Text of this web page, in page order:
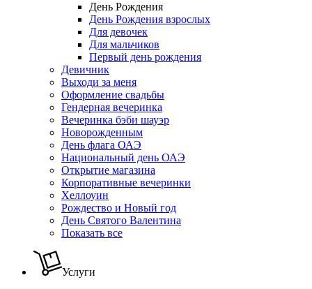
День Рождения
День Рождения взрослых
Для девочек
Для мальчиков
Первый день рождения
Девичник
Выходи за меня
Оформление свадьбы
Гендерная вечеринка
Вечеринка бэби шауэр
Новорожденным
День флага ОАЭ
Национальный день ОАЭ
Открытие магазина
Корпоративные вечеринки
Хеллоуин
Рождество и Новый год
День Святого Валентина
Показать все
Услуги